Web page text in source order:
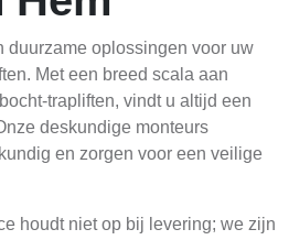
duurzame oplossingen voor uw
Met een breed scala aan
trapliften, vindt u altijd een
deskundige monteurs
en zorgen voor een veilige
houdt niet op bij levering; we zijn